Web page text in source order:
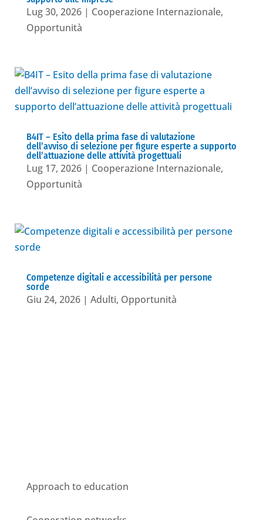
Lug 30, 2026| Cooperazione Internazionale,
Opportunità
B4IT – Esito della prima fase di valutazione
dell’avviso di selezione per figure esperte a supporto
dell’attuazione delle attività progettuali
Lug 17, 2026| Cooperazione Internazionale,
Opportunità
Competenze digitali e accessibilità per persone
sorde
Giu 24, 2026| Adulti, Opportunità
Approach to education